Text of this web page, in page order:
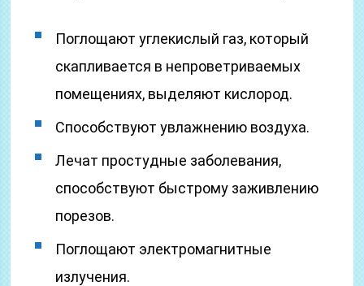
Поглощают углекислый газ, который
скапливается в непроветриваемых
помещениях, выделяют кислород.
Способствуют увлажнению воздуха.
Лечат простудные заболевания,
способствуют быстрому заживлению
порезов.
Поглощают электромагнитные
излучения.